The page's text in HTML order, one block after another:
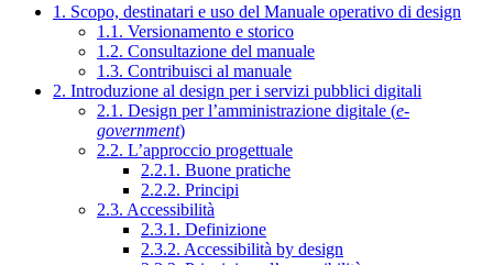
1. Scopo, destinatari e uso del Manuale operativo di design
1.1. Versionamento e storico
1.2. Consultazione del manuale
1.3. Contribuisci al manuale
2. Introduzione al design per i servizi pubblici digitali
2.1. Design per l’amministrazione digitale (e-
government)
2.2. L’approccio progettuale
2.2.1. Buone pratiche
2.2.2. Principi
2.3. Accessibilità
2.3.1. Definizione
2.3.2. Accessibilità by design